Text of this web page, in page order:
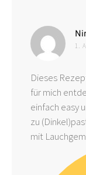
1.
Dieses
für mich
einfach easy
zu
mit